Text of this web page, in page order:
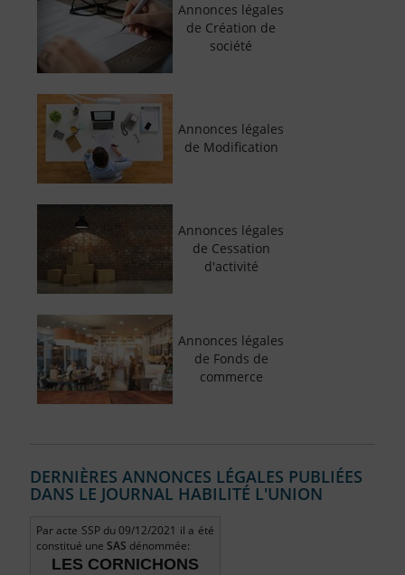
Annonces légales
de Création de
société
Annonces légales
de Modification
Annonces légales
de Cessation
d'activité
Annonces légales
de Fonds de
commerce
DERNIÈRES ANNONCES LÉGALES PUBLIÉES
DANS LE JOURNAL HABILITÉ L'UNION
Par acte SSP du 09/12/2021 il a été
constitué une SAS dénommée:
LES CORNICHONS